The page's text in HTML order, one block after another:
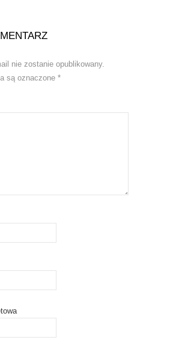
nie zostanie opublikowany.
są oznaczone *